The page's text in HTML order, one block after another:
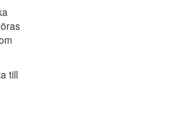
till